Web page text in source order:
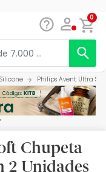
0
Silicone Philips Avent Ultra
Chupeta
2 Unidades